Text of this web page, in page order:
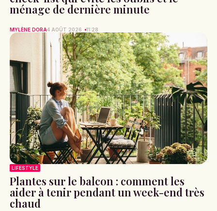
ménage de dernière minute
MYLÈNE DORA4 AOÛT 2026 11:28
LIFESTYLE
Plantes sur le balcon : comment les
aider à tenir pendant un week-end très
chaud